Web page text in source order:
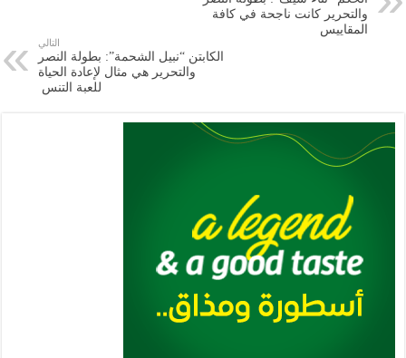
Li
n
k
A
p
والتحرير كانت ناجحة في كافة
المقاييس
التالي
الكابتن “نبيل الشحمة”: بطولة النصر
والتحرير هي مثال لإعادة الحياة
للعبة التنس